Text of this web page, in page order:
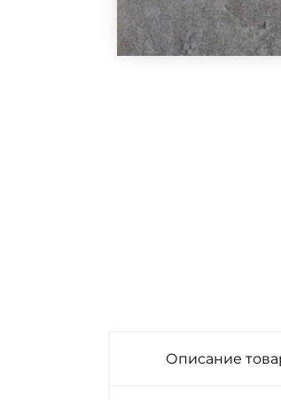
Описание